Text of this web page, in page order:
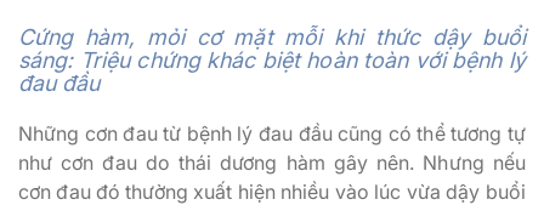
Cứng hàm, mỏi cơ mặt mỗi khi thức dậy buổi
sáng: Triệu chứng khác biệt hoàn toàn với bệnh lý
đau đầu
Những cơn đau từ bệnh lý đau đầu cũng có thể tương tự
như cơn đau do thái dương hàm gây nên. Nhưng nếu
cơn đau đó thường xuất hiện nhiều vào lúc vừa dậy buổi